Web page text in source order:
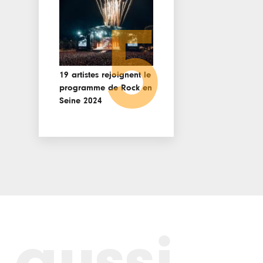
19 artistes rejoignent le
programme de Rock en
Seine 2024 5